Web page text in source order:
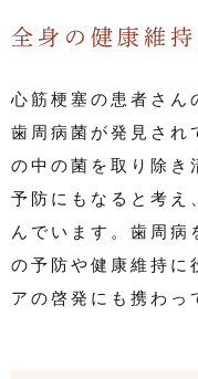
全身の健康維
心筋梗塞の患者さん
歯周病菌が発見され
の中の菌を取り除き
予防にもなると考え
んでいます。歯周病
の予防や健康維持に
アの啓発にも携わっ